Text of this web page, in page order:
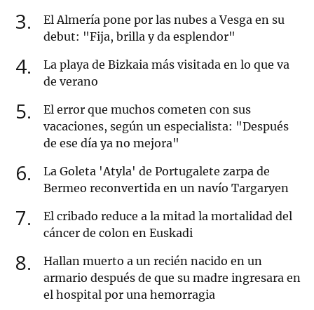
3
El Almería pone por las nubes a Vesga en su
debut: "Fija, brilla y da esplendor"
4
La playa de Bizkaia más visitada en lo que va
de verano
5
El error que muchos cometen con sus
vacaciones, según un especialista: "Después
de ese día ya no mejora"
6
La Goleta 'Atyla' de Portugalete zarpa de
Bermeo reconvertida en un navío Targaryen
7
El cribado reduce a la mitad la mortalidad del
cáncer de colon en Euskadi
8
Hallan muerto a un recién nacido en un
armario después de que su madre ingresara en
el hospital por una hemorragia